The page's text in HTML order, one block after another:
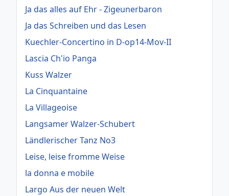
Ja das alles auf Ehr - Zigeunerbaron
Ja das Schreiben und das Lesen
Kuechler-Concertino in D-op14-Mov-II
Lascia Ch'io Panga
Kuss Walzer
La Cinquantaine
La Villageoise
Langsamer Walzer-Schubert
Ländlerischer Tanz No3
Leise, leise fromme Weise
la donna e mobile
Largo Aus der neuen Welt